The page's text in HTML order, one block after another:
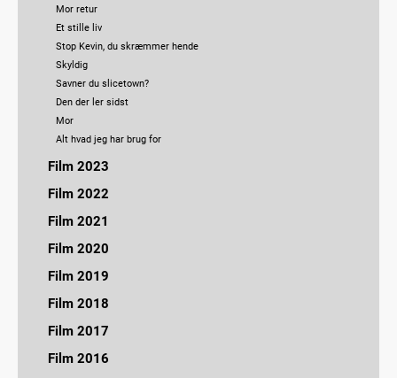
Mor retur
Et stille liv
Stop Kevin, du skræmmer hende
Skyldig
Savner du slicetown?
Den der ler sidst
Mor
Alt hvad jeg har brug for
Film 2023
Liminal Space
Wilma under vand
Metamorfose
Endestationen
Lad os danse
Spunds
Huller i sandet
Film 2022
Kragernes parlament
Plaga
Sirene
Bjørnen sover
FRØ
Underhuset
Film 2021
Smil Prinsesse
Under overfladen
I morgen er jeg ny
Stikker
Københavnerstang
Film 2020
YASID
Pandami
Birks Boulevard
Gnister
Film 2019
Undskyld, er der ik' noget signal her?
Scout
Randen
Film 2018
Med troen på bagsædet
Alice i Lalandia
Film 2017
Peau de banane
Film 2016